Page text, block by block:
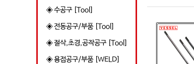
◈ 수공구 [Tool]
◈ 전동공구/부품 [Tool]
◈ 절삭,초경,공작공구 [Tool]
◈ 용접공구/부품 [WELD]